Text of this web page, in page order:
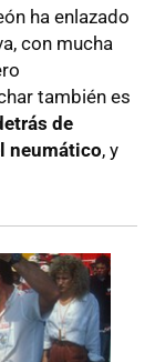
ha enlazado
con mucha
también es
de
neumático, y